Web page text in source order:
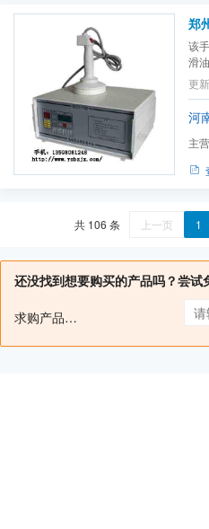
郑
该
滑
更
河
主
共 106 条 上一页 1
还没找到想要购买的产品吗？尝
求购产品名：